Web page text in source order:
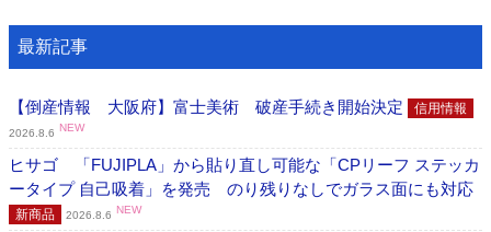
最新記事
【倒産情報 大阪府】富士美術 破産手続き開始決定 信用情報
2026.8.6 NEW
ヒサゴ 「FUJIPLA」から貼り直し可能な「CPリーフ ステッカ
ータイプ 自己吸着」を発売 のり残りなしでガラス面にも対応
新商品 2026.8.6 NEW